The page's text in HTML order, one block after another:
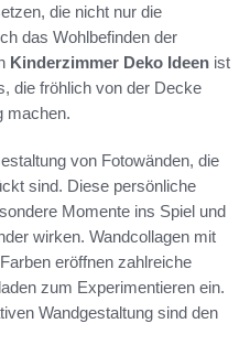
die nicht nur die
das Wohlbefinden der
Kinderzimmer Deko Ideen ist
die fröhlich von der Decke
machen.
von Fotowänden, die
sind. Diese persönliche
Momente ins Spiel und
wirken. Wandcollagen mit
eröffnen zahlreiche
zum Experimentieren ein.
Wandgestaltung sind den